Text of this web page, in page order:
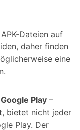
Dateien auf
daher finden
eine
Play –
bietet nicht jeder
Play. Der